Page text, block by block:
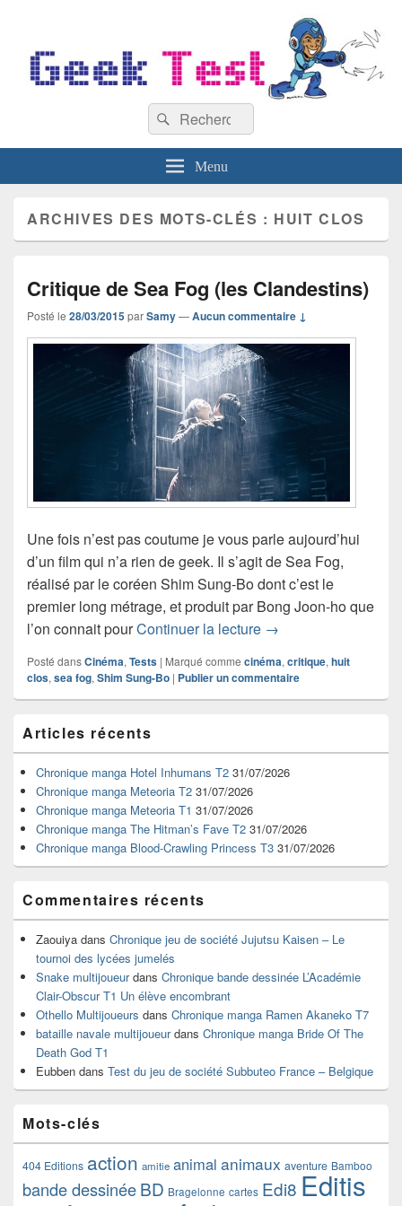
Recherche :
Rechercher
Menu
ARCHIVES DES MOTS-CLÉS : HUIT CLOS
Critique de Sea Fog (les Clandestins)
Posté le 28/03/2015parSamy—Aucun commentaire ↓
Une fois n’est pas coutume je vous parle aujourd’hui
d’un film qui n’a rien de geek. Il s’agit de Sea Fog,
réalisé par le coréen Shim Sung-Bo dont c’est le
premier long métrage, et produit par Bong Joon-ho que
l’on connait pourContinuer la lecture Critique de Sea Fog
→
Posté dansCinéma, Tests | Marqué comme cinéma, critique, huit
clos, sea fog, Shim Sung-Bo | Publier un commentaire
principale
de
widget
pour
barre
latérale
Articles récents
Chronique manga Hotel Inhumans T2 31/07/2026
Chronique manga Meteoria T2 31/07/2026
Chronique manga Meteoria T1 31/07/2026
Chronique manga The Hitman’s Fave T2 31/07/2026
Chronique manga Blood-Crawling Princess T3 31/07/2026
Commentaires récents
Zaouiya dans Chronique jeu de société Jujutsu Kaisen – Le
tournoi des lycées jumelés
Snake multijoueurdans Chronique bande dessinée L’Académie
Clair-Obscur T1 Un élève encombrant
Othello Multijoueurs dans Chronique manga Ramen Akaneko T7
bataille navale multijoueurdans Chronique manga Bride Of The
Death God T1
Eubben dans Test du jeu de société Subbuteo France – Belgique
Mots-clés
404 Editions action amitie animal animaux aventure Bamboo
bande dessinéeBD Bragelonne cartes Edi8 Editis